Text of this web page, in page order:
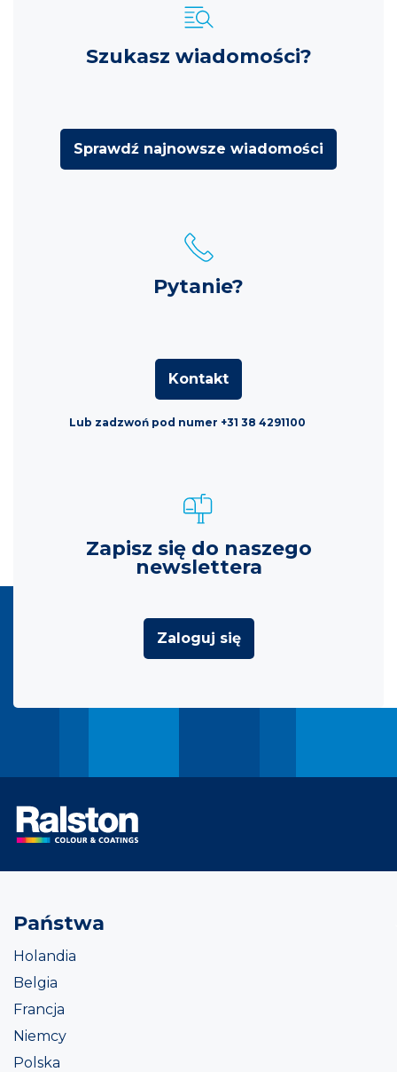
Szukasz wiadomości?
Sprawdź najnowsze wiadomości
Pytanie?
Kontakt
Lub zadzwoń pod numer +31 38 4291100
Zapisz się do naszego
newslettera
Zaloguj się
Państwa
Holandia
Belgia
Francja
Niemcy
Polska